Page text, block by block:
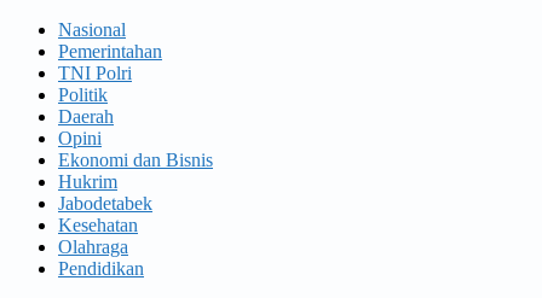
Nasional
Pemerintahan
TNI Polri
Politik
Daerah
Opini
Ekonomi dan Bisnis
Hukrim
Jabodetabek
Kesehatan
Olahraga
Pendidikan